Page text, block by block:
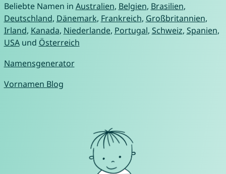
Beliebte Namen in Australien, Belgien, Brasilien,
Deutschland, Dänemark, Frankreich, Großbritannien,
Irland, Kanada, Niederlande, Portugal, Schweiz, Spanien,
USAund Österreich
Namensgenerator
Vornamen Blog